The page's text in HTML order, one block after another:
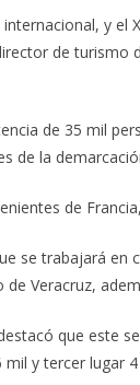
y el
de turismo
de 35 mil
de la
de
se trabajará en
Veracruz,
que este
y tercer lugar 4